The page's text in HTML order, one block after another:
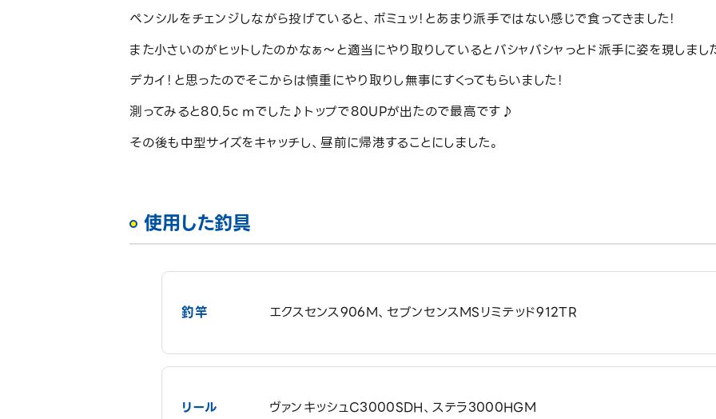
ペンシルをチェンジしながら投げていると、ボミュッ！とあまり派手ではない感じで食ってきました！
また小さいのがヒットしたのかなぁ～と適当にやり取りしているとバシャバシャっとド派手に姿を現しまし
デカイ！と思ったのでそこからは慎重にやり取りし無事にすくってもらいました！
測ってみると80.5ｃｍでした♪トップで80UPが出たので最高です♪
その後も中型サイズをキャッチし、昼前に帰港することにしました。
使用した釣具
釣竿 エクスセンス906M、セブンセンスMSリミテッド912TR
リール ヴァンキッシュC3000SDH、ステラ3000HGM